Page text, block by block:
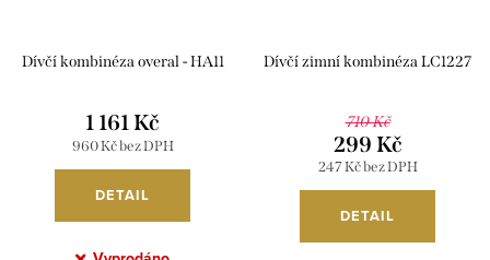
Dívčí kombinéza overal - HA11
960 Kč bez DPH
1 161 Kč
DETAIL
Dívčí zimní kombinéza LC1227
710 Kč
247 Kč bez DPH
299 Kč
DETAIL